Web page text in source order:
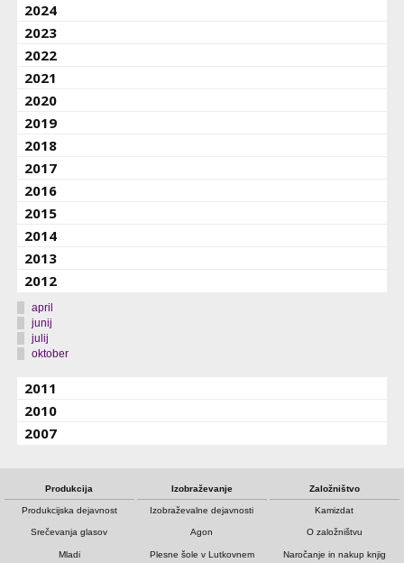
2024
2023
2022
2021
2020
2019
2018
2017
2016
2015
2014
2013
2012
april
junij
julij
oktober
2011
2010
2007
Produkcija
Produkcijska dejavnost
Srečevanja glasov
Mladi
Izobraževanje
Izobraževalne dejavnosti
Agon
Plesne šole v Lutkovnem
Založništvo
Kamizdat
O založništvu
Naročanje in nakup knjig